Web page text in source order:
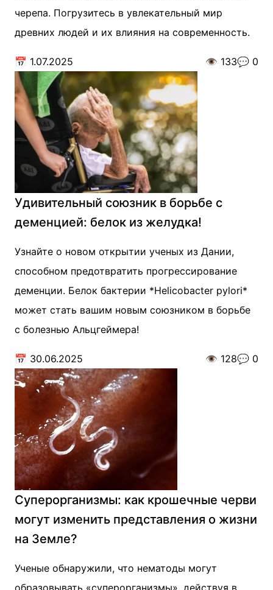
черепа. Погрузитесь в увлекательный мир
древних людей и их влияния на современность.
📅 1.07.2025 👁️ 133💬 0
Удивительный союзник в борьбе с
деменцией: белок из желудка!
Узнайте о новом открытии ученых из Дании,
способном предотвратить прогрессирование
деменции. Белок бактерии *Helicobacter pylori*
может стать вашим новым союзником в борьбе
с болезнью Альцгеймера!
📅 30.06.2025 👁️ 128💬 0
Суперорганизмы: как крошечные черви
могут изменить представления о жизни
на Земле?
Ученые обнаружили, что нематоды могут
образовывать «суперорганизмы», действуя в